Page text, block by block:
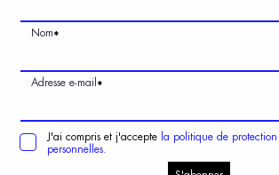
Nom*
Adresse e-mail *
J'ai compris et j'accepte la politique de protection
personnelles.